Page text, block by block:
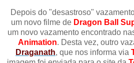
Depois do "desastroso"
um novo filme de Dragon Ball
um novo vazamento encontrado
Animation. Desta vez, outro
Draganath, que nos informa via